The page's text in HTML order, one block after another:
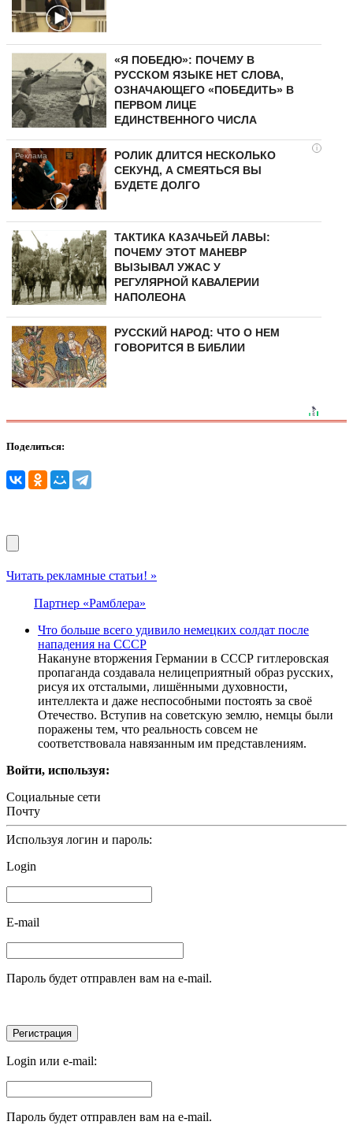
«Я ПОБЕДЮ»: ПОЧЕМУ В
РУССКОМ ЯЗЫКЕ НЕТ СЛОВА,
ОЗНАЧАЮЩЕГО «ПОБЕДИТЬ» В
ПЕРВОМ ЛИЦЕ
ЕДИНСТВЕННОГО ЧИСЛА
i
РОЛИК ДЛИТСЯ НЕСКОЛЬКО
СЕКУНД, А СМЕЯТЬСЯ ВЫ
БУДЕТЕ ДОЛГО
ТАКТИКА КАЗАЧЬЕЙ ЛАВЫ:
ПОЧЕМУ ЭТОТ МАНЕВР
ВЫЗЫВАЛ УЖАС У
РЕГУЛЯРНОЙ КАВАЛЕРИИ
НАПОЛЕОНА
РУССКИЙ НАРОД: ЧТО О НЕМ
ГОВОРИТСЯ В БИБЛИИ
Поделиться:
Читать рекламные статьи! »
Партнер «Рамблера»
Что больше всего удивило немецких солдат после
нападения на СССР
Накануне вторжения Германии в СССР гитлеровская
пропаганда создавала нелицеприятный образ русских,
рисуя их отсталыми, лишёнными духовности,
интеллекта и даже неспособными постоять за своё
Отечество. Вступив на советскую землю, немцы были
поражены тем, что реальность совсем не
соответствовала навязанным им представлениям.
Войти, используя:
Социальные сети
Почту
Используя логин и пароль:
Login
E-mail
Пароль будет отправлен вам на e-mail.
Login или e-mail:
Пароль будет отправлен вам на e-mail.